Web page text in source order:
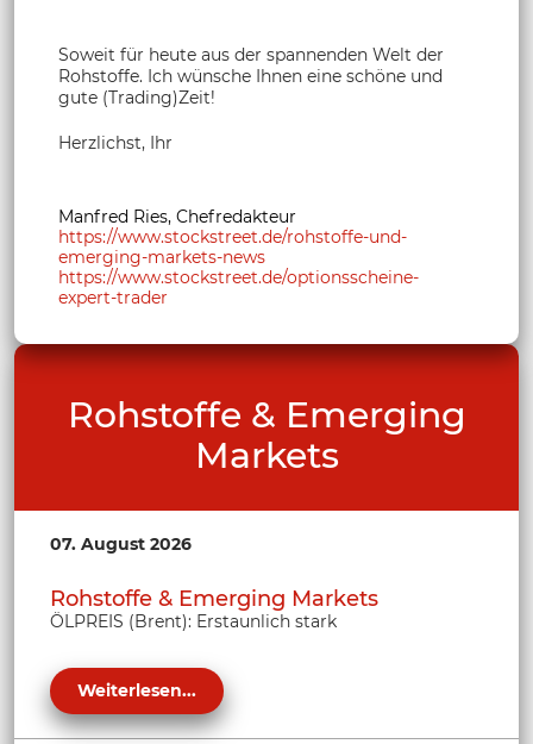
Soweit für heute aus der spannenden Welt der
Rohstoffe. Ich wünsche Ihnen eine schöne und
gute (Trading)Zeit!
Herzlichst, Ihr
Manfred Ries, Chefredakteur
https://www.stockstreet.de/rohstoffe-und-
emerging-markets-news
https://www.stockstreet.de/optionsscheine-
expert-trader
Rohstoffe & Emerging
Markets
07. August 2026
Rohstoffe & Emerging Markets
ÖLPREIS (Brent): Erstaunlich stark
Weiterlesen...